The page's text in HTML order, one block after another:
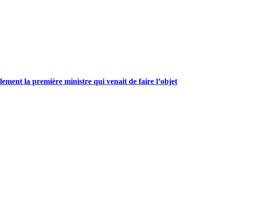
la première ministre qui venait de faire l’objet